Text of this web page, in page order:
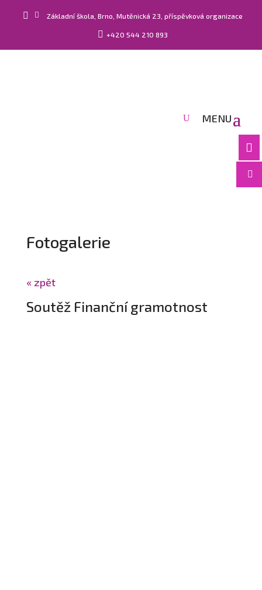
  Základní škola, Brno, Mutěnická 23, příspěvková organizace
 +420 544 210 893


Fotogalerie
« zpět
Soutěž Finanční gramotnost